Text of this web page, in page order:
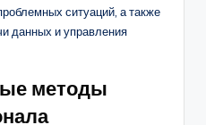
ситуаций, а также
данных и управления
методы